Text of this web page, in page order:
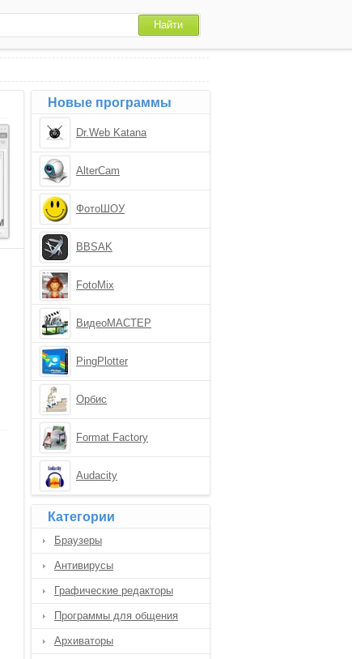
Новые программы
Dr.Web Katana
AlterCam
ФотоШОУ
BBSAK
FotoMix
ВидеоМАСТЕР
PingPlotter
Орбис
Format Factory
Audacity
Категории
Браузеры
Антивирусы
Графические редакторы
Программы для общения
Архиваторы